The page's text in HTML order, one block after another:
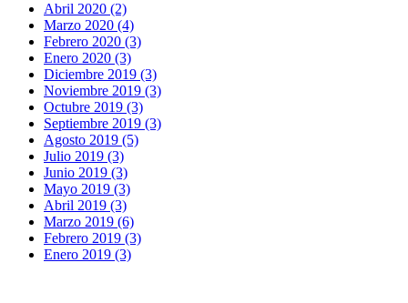
Abril 2020 (2)
Marzo 2020 (4)
Febrero 2020 (3)
Enero 2020 (3)
Diciembre 2019 (3)
Noviembre 2019 (3)
Octubre 2019 (3)
Septiembre 2019 (3)
Agosto 2019 (5)
Julio 2019 (3)
Junio 2019 (3)
Mayo 2019 (3)
Abril 2019 (3)
Marzo 2019 (6)
Febrero 2019 (3)
Enero 2019 (3)